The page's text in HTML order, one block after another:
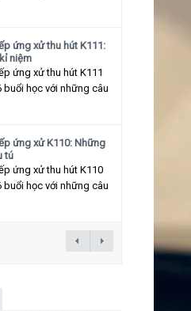
ứng xử thu hút K111:
niệm
ứng xử thu hút K111
buổi học với những câu
ứng xử K110: Những
tú
ứng xử thu hút K110
buổi học với những câu